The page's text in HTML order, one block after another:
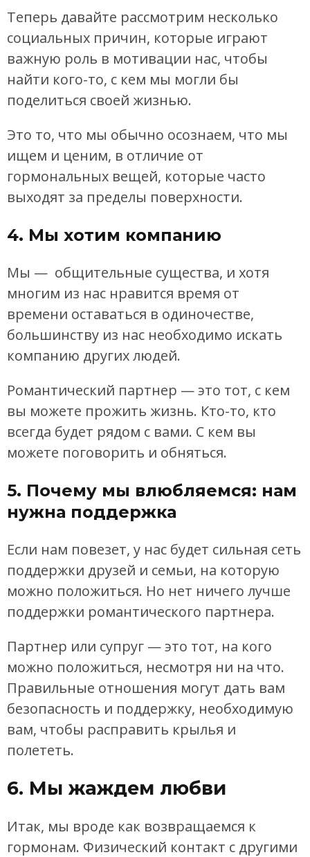
Теперь давайте рассмотрим несколько
социальных причин, которые играют
важную роль в мотивации нас, чтобы
найти кого-то, с кем мы могли бы
поделиться своей жизнью.
Это то, что мы обычно осознаем, что мы
ищем и ценим, в отличие от
гормональных вещей, которые часто
выходят за пределы поверхности.
4. Мы хотим компанию
Мы — общительные существа, и хотя
многим из нас нравится время от
времени оставаться в одиночестве,
большинству из нас необходимо искать
компанию других людей.
Романтический партнер — это тот, с кем
вы можете прожить жизнь. Кто-то, кто
всегда будет рядом с вами. С кем вы
можете поговорить и обняться.
5. Почему мы влюбляемся: нам
нужна поддержка
Если нам повезет, у нас будет сильная сеть
поддержки друзей и семьи, на которую
можно положиться. Но нет ничего лучше
поддержки романтического партнера.
Партнер или супруг — это тот, на кого
можно положиться, несмотря ни на что.
Правильные отношения могут дать вам
безопасность и поддержку, необходимую
вам, чтобы расправить крылья и
полететь.
6. Мы жаждем любви
Итак, мы вроде как возвращаемся к
гормонам. Физический контакт с другими